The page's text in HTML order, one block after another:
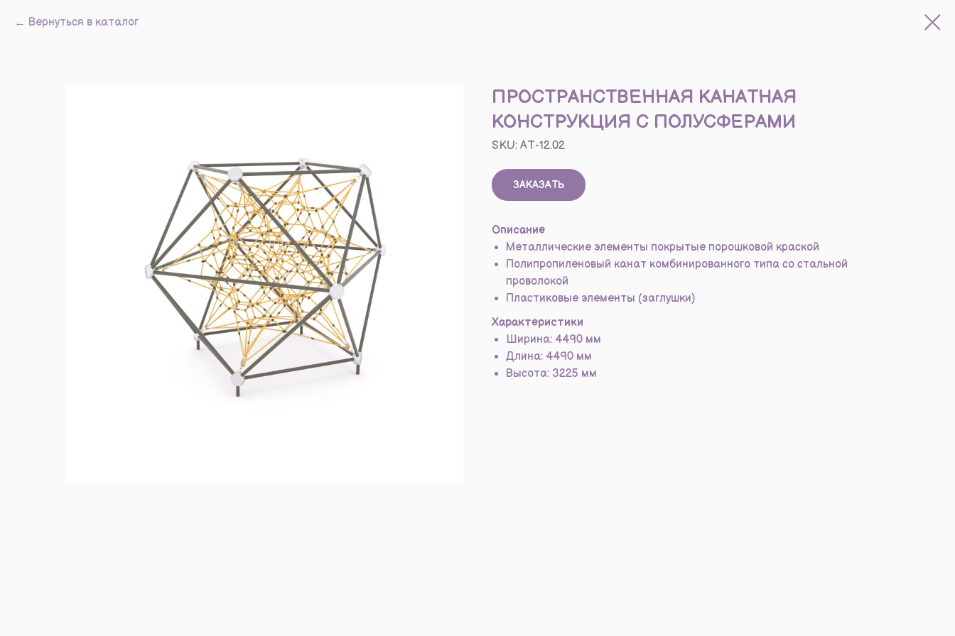
Вернуться в каталог
ПРОСТРАНСТВЕННАЯ КАНАТНАЯ
КОНСТРУКЦИЯ С ПОЛУСФЕРАМИ
SKU: АТ-12.02
ЗАКАЗАТЬ
Описание
Металлические элементы покрытые порошковой краской
Полипропиленовый канат комбинированного типа со стальной
проволокой
Пластиковые элементы (заглушки)
Характеристики
Ширина: 4490 мм
Длина: 4490 мм
Высота: 3225 мм